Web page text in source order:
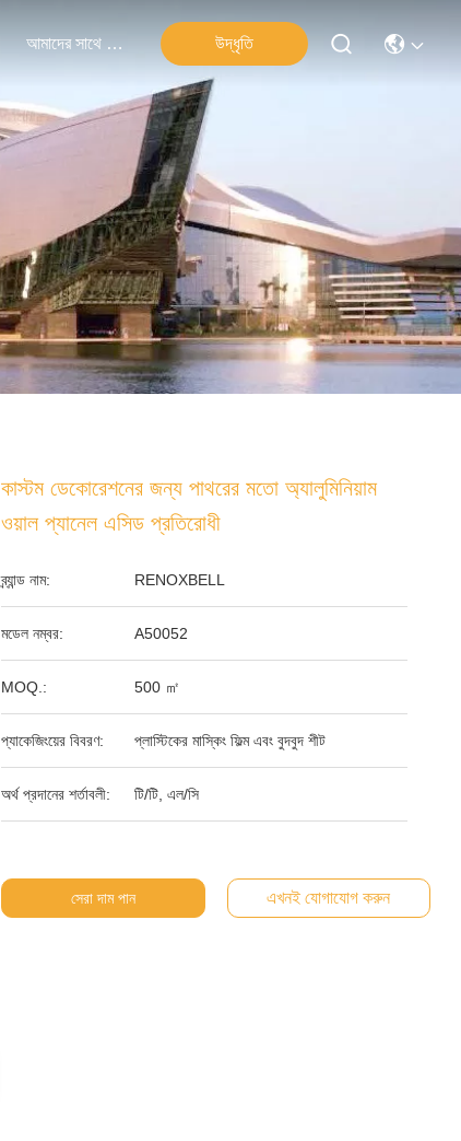
আমাদের সাথে যোগাযোগ উদ্ধৃতি
কাস্টম ডেকোরেশনের জন্য পাথরের মতো অ্যালুমিনিয়াম
ওয়াল প্যানেল এসিড প্রতিরোধী
ব্র্যান্ড নাম: RENOXBELL
মডেল নম্বর: A50052
MOQ.: 500 ㎡
প্যাকেজিংয়ের বিবরণ: প্লাস্টিকের মাস্কিং ফিল্ম এবং বুদবুদ শীট
অর্থ প্রদানের শর্তাবলী: টি/টি, এল/সি
সেরা দাম পান এখনই যোগাযোগ করুন